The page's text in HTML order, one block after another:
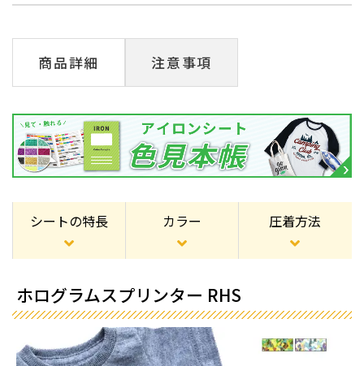
商品詳細 注意事項
シートの特長 カラー 圧着方法
ホログラムスプリンター RHS